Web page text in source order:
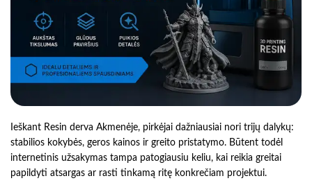
Ieškant Resin derva Akmenėje, pirkėjai dažniausiai nori trijų dalykų:
stabilios kokybės, geros kainos ir greito pristatymo. Būtent todėl
internetinis užsakymas tampa patogiausiu keliu, kai reikia greitai
papildyti atsargas ar rasti tinkamą ritę konkrečiam projektui.